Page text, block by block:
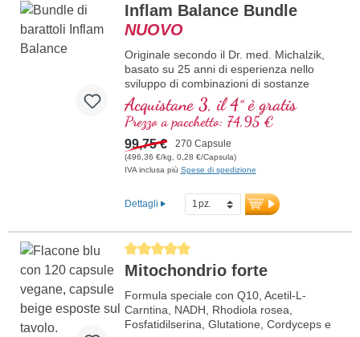
Inflam Balance Bundle
NUOVO
Originale secondo il Dr. med. Michalzik,
basato su 25 anni di esperienza nello
sviluppo di combinazioni di sostanze
naturali di alta qualità. Combinazione di
tre estratti vegetali ad altissima purezza:
estratto di tè verde con il 98% di polifenoli
e il 50% di EGCG, estratto di Curcuma
con il 95% di curcuminoidi in matrice di
lecitina, nonché estratto di incenso
boswellici. L’unione accuratamente
calibrata di questi estratti standardizzati
qualità controllata e purezza costante.
maggiori informazioni sul bundle
Acquistane 3, il 4° è gratis
Prezzo a pacchetto: 74,95 €
99,75 € 270 Capsule
(496,36 €/kg, 0,28 €/Capsula)
IVA inclusa più Spese di spedizione
Dettagli
Average rating of 5 out of 5 stars
Mitochondrio forte
Formula speciale con Q10, Acetil-L-
Carntina, NADH, Rhodiola rosea,
Fosfatidilserina, Glutatione, Cordyceps e